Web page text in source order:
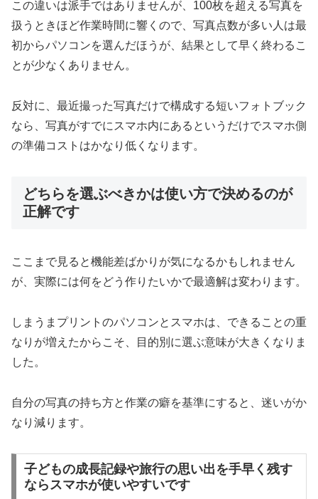
この違いは派手ではありませんが、100枚を超える写真を
扱うときほど作業時間に響くので、写真点数が多い人は最
初からパソコンを選んだほうが、結果として早く終わるこ
とが少なくありません。
反対に、最近撮った写真だけで構成する短いフォトブック
なら、写真がすでにスマホ内にあるというだけでスマホ側
の準備コストはかなり低くなります。
どちらを選ぶべきかは使い方で決めるのが
正解です
ここまで見ると機能差ばかりが気になるかもしれません
が、実際には何をどう作りたいかで最適解は変わります。
しまうまプリントのパソコンとスマホは、できることの重
なりが増えたからこそ、目的別に選ぶ意味が大きくなりま
した。
自分の写真の持ち方と作業の癖を基準にすると、迷いがか
なり減ります。
子どもの成長記録や旅行の思い出を手早く残す
ならスマホが使いやすいです